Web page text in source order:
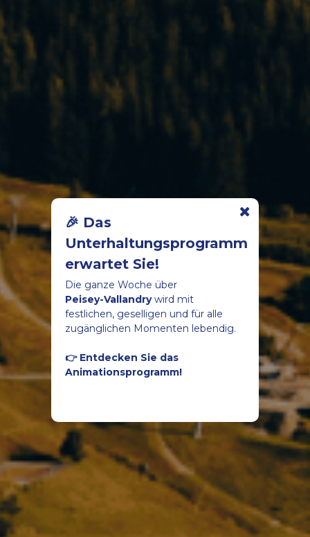
🎉 Das
Unterhaltungsprogramm
erwartet Sie!
Die ganze Woche über
Peisey-Vallandrywird mit
festlichen, geselligen und für alle
zugänglichen Momenten lebendig.
👉 Entdecken Sie das
Animationsprogramm!